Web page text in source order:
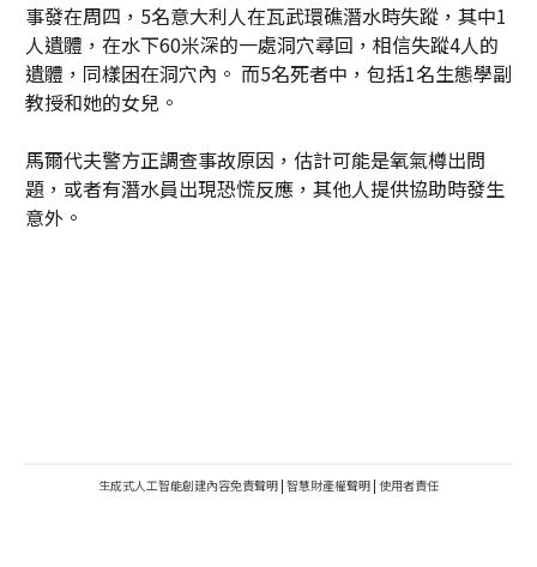
事發在周四，5名意大利人在瓦武環礁潛水時失蹤，其中1
人遺體，在水下60米深的一處洞穴尋回，相信失蹤4人的
遺體，同樣困在洞穴內。 而5名死者中，包括1名生態學副
教授和她的女兒。
馬爾代夫警方正調查事故原因，估計可能是氧氣樽出問
題，或者有潛水員出現恐慌反應，其他人提供協助時發生
意外。
生成式人工智能創建內容免責聲明 | 智慧財產權聲明 | 使用者責任